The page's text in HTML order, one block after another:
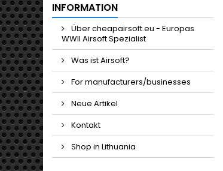
INFORMATION
Über cheapairsoft.eu - Europas
WWII Airsoft Spezialist
Was ist Airsoft?
For manufacturers/businesses
Neue Artikel
Kontakt
Shop in Lithuania